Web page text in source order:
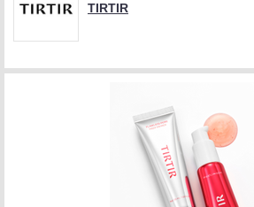
TIRTIR